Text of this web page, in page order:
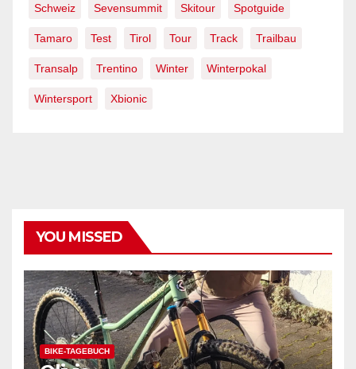
Schweiz Sevensummit Skitour Spotguide
Tamaro Test Tirol Tour Track Trailbau
Transalp Trentino Winter Winterpokal
Wintersport Xbionic
YOU MISSED
BIKE-TAGEBUCH